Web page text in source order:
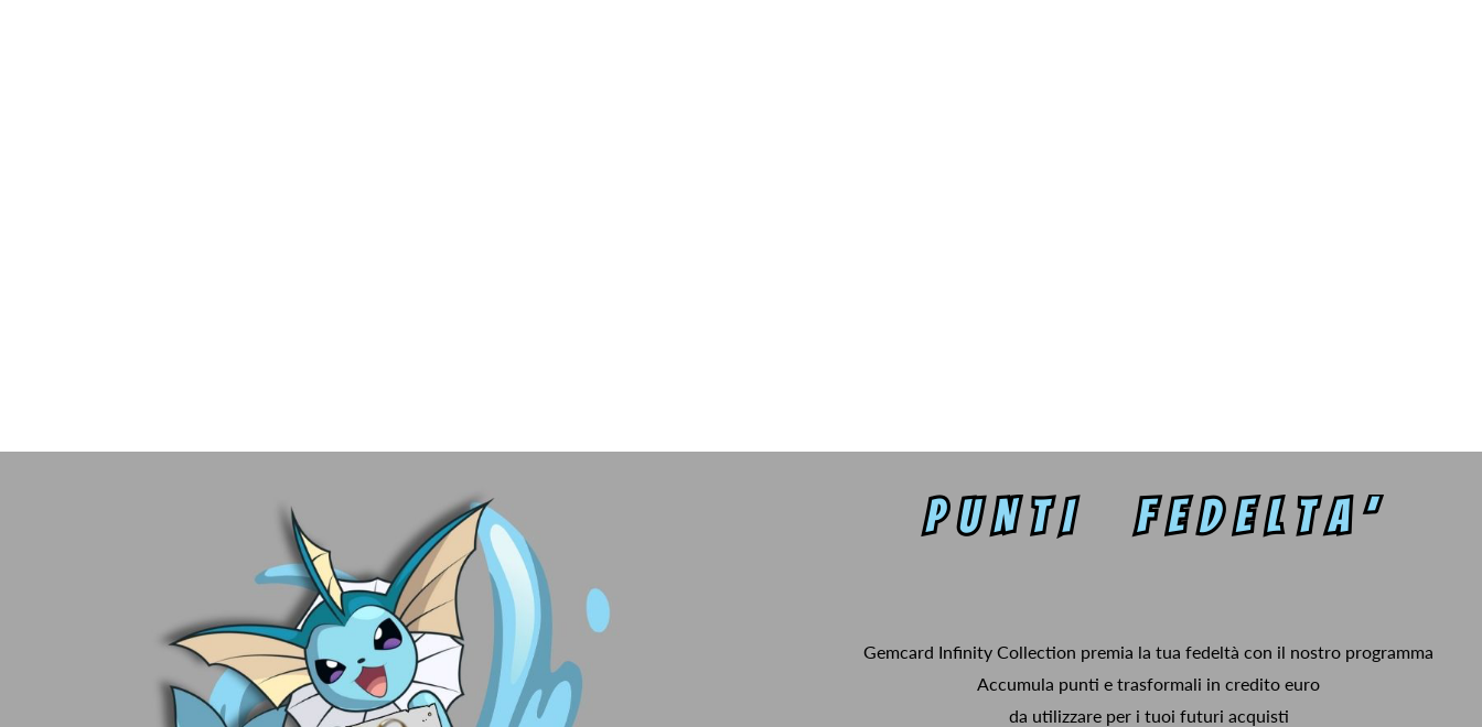
Gemcard Infinity Collection premia la tua fedeltà con il nostro programma
Accumula punti e trasformali in credito euro
da utilizzare per i tuoi futuri acquisti